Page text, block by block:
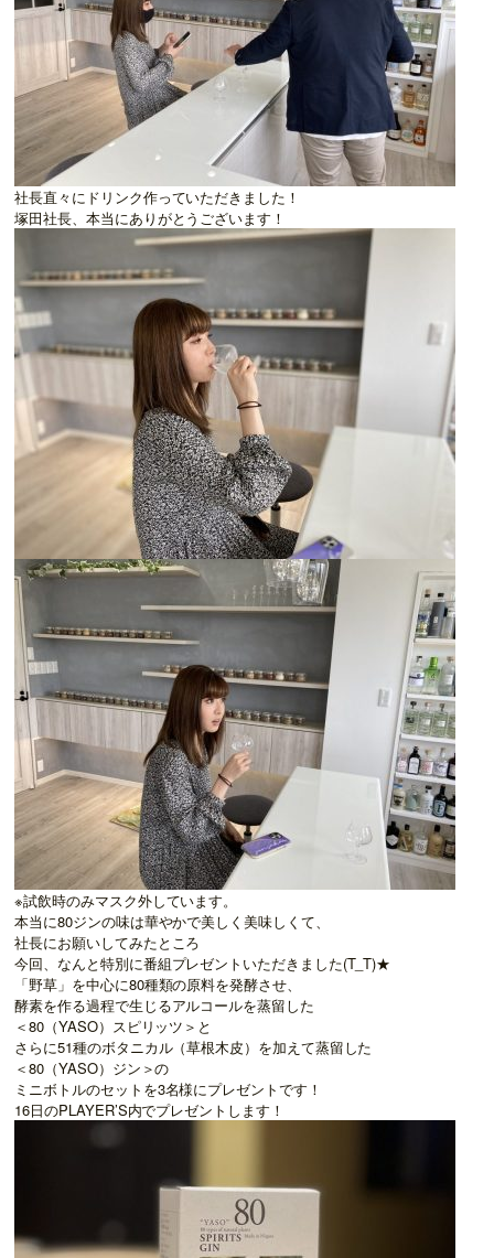
社長直々にドリンク作っていただきました！
塚田社長、本当にありがとうございます！
※試飲時のみマスク外しています。
本当に80ジンの味は華やかで美しく美味しくて、
社長にお願いしてみたところ
今回、なんと特別に番組プレゼントいただきました(T_T)★
「野草」を中心に80種類の原料を発酵させ、
酵素を作る過程で生じるアルコールを蒸留した
＜80 （YASO）スピリッツ＞と
さらに51種のボタニカル（草根木皮）を加えて蒸留した
＜80 （YASO）ジン＞の
ミニボトルのセットを3名様にプレゼントです！
16日のPLAYER’S内でプレゼントします！